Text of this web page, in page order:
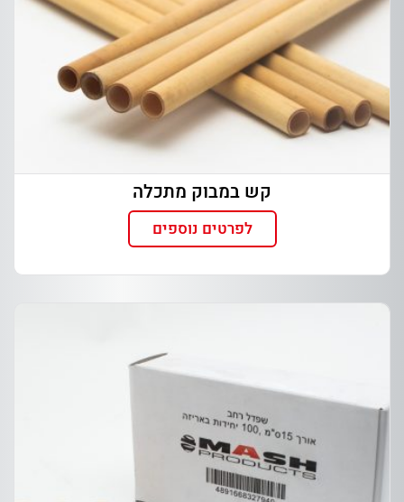
קש במבוק מתכלה
לפרטים נוספים